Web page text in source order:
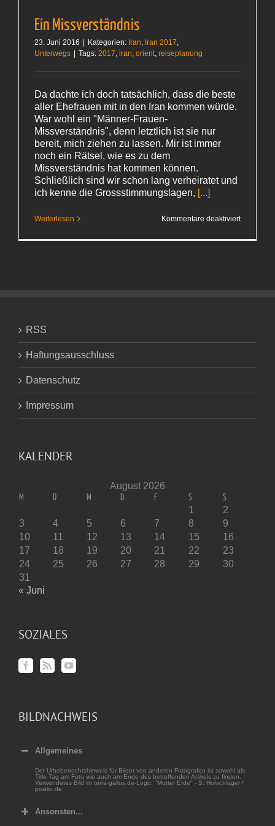
Ein Missverständnis
23. Juni 2016 | Kategorien: Iran Iran 2017
Unterwegs | Tags: 2017 iran orient reiseplanung
Da dachte ich doch tatsächlich, dass die beste
aller Ehefrauen mit in den Iran kommen würde.
War wohl ein "Männer-Frauen-
Missverständnis", denn letztlich ist sie nur
bereit, mich ziehen zu lassen. Mir ist immer
noch ein Rätsel, wie es zu dem
Missverständnis hat kommen können.
Schließlich sind wir schon lang verheiratet und
ich kenne die Grossstimmungslagen, [...]
Weiterlesen Kommentare deaktiviertfür
RSS
Haftungsausschluss
Datenschutz
Impressum
KALENDER
August 2026
M D M D F S S
1
2
3
4 5 6 7 8
9
10
11 12 13 14 15
16
17
18 19 20 21 22
23
24
25 26 27 28 29
30
31
« Juni
SOZIALES
BILDNACHWEIS
Allgemeines
Der Urheberrechtshinweis für Bilder von anderen Fotografen ist sowohl als
Title-Tag am Foto wie auch am Ende des betreffenden Artikels zu finden.
Verwendetes Bild im terra-gallus.de-Logo: "Mutter Erde" - S. Hofschläger /
pixelio.de
Ansonsten...